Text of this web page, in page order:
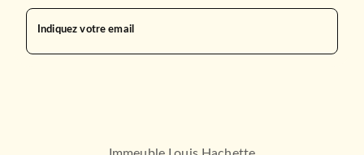
Indiquez votre email